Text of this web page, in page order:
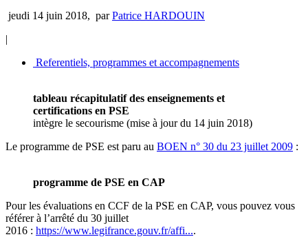
jeudi 14 juin 2018, parPatrice HARDOUIN
|
Referentiels, programmes et accompagnements
tableau récapitulatif des enseignements et
certifications en PSE
intègre le secourisme (mise à jour du 14 juin 2018)
Le programme de PSE est paru au BOEN n° 30 du 23 juillet 2009 :
programme de PSE en CAP
Pour les évaluations en CCF de la PSE en CAP, vous pouvez vous
référer à l’arrêté du 30 juillet
2016 : https://www.legifrance.gouv.fr/affi....